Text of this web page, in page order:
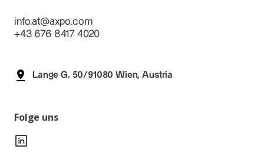
info.at@axpo.com
+43 676 8417 4020
Lange G. 50/91080 Wien, Austria
Folge uns